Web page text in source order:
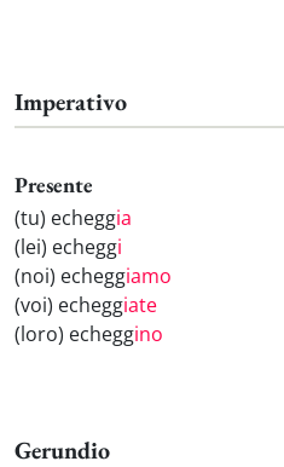
Imperativo
Presente
(tu) echeggia
(lei) echeggi
(noi) echeggiamo
(voi) echeggiate
(loro) echeggino
Gerundio